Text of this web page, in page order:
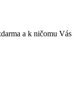
a k ničomu Vás